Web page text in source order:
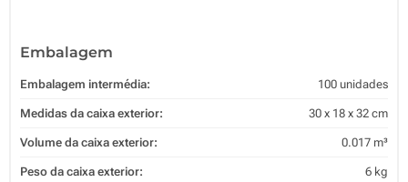
Embalagem
Embalagem intermédia: 100 unidades
Medidas da caixa exterior: 30 x 18 x 32 cm
Volume da caixa exterior: 0.017 m³
Peso da caixa exterior: 6 kg